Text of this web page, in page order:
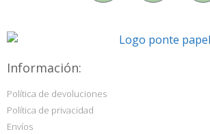
Información:
Política de devoluciones
Política de privacidad
Envíos